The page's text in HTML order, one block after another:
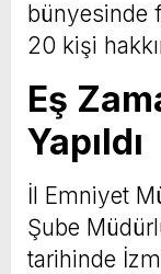
bünyesinde
20 kişi
Eş
Yapıldı
İl Emniyet
Şube
tarihinde